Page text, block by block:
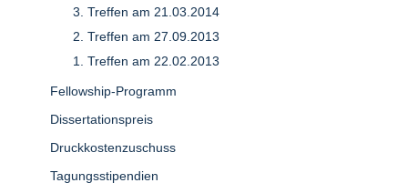
3. Treffen am 21.03.2014
2. Treffen am 27.09.2013
1. Treffen am 22.02.2013
Fellowship-Programm
Dissertationspreis
Druckkostenzuschuss
Tagungsstipendien